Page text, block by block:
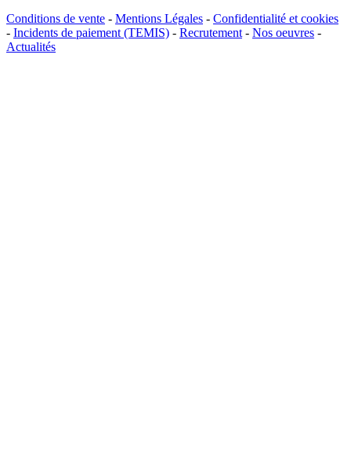
Conditions de vente - Mentions Légales - Confidentialité et cookies
- Incidents de paiement (TEMIS) - Recrutement- Nos oeuvres -
Actualités